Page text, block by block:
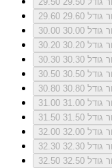
29.60
29.60
30.00
30.00
30.20
30.20
30.30
30.30
30.50
30.50
30.80
30.80
31.00
31.00
31.50
31.50
32.00
32.00
32.30
32.30
32.50
32.50